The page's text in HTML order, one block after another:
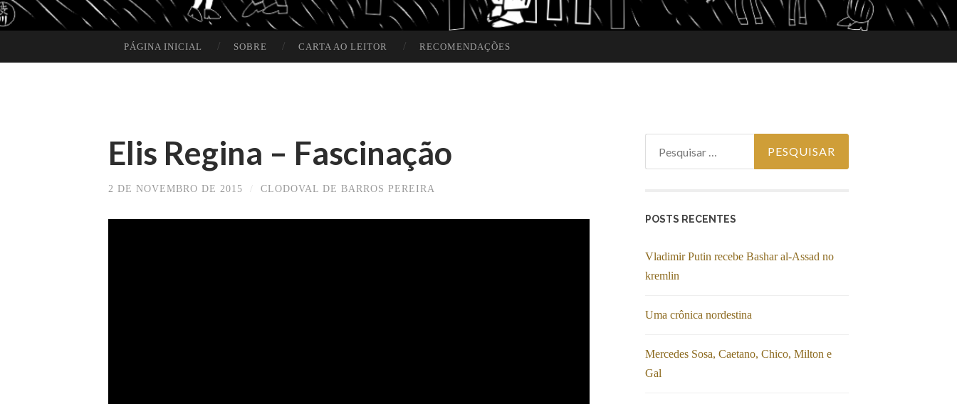
PÁGINA INICIAL SOBRE CARTA AO LEITOR RECOMENDAÇÕES
Elis Regina – Fascinação
2 DE NOVEMBRO DE 2015 / CLODOVAL DE BARROS PEREIRA
POSTS RECENTES
Vladimir Putin recebe Bashar al-Assad no
kremlin
Uma crônica nordestina
Mercedes Sosa, Caetano, Chico, Milton e
Gal